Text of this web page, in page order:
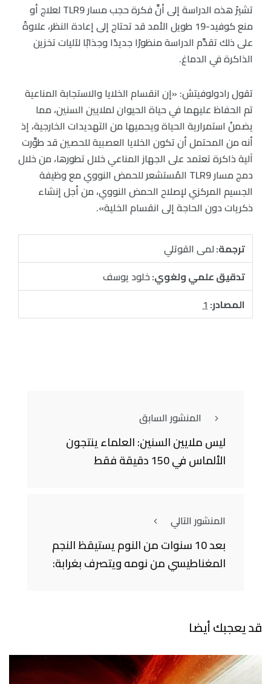
تشيرُ هذه الدراسة إلى أنَّ فكرة حجب مسار TLR9 لعلاج أو
منع كوفيد-19 طويل الأمد قد تحتاج إلى إعادة النظر، علاوةً
على ذلك تقدِّم الدراسة منظورًا جديدًا وجذابًا لآليات تخزين
الذاكرة في الدماغ.
تقول رادولوفيتش: «إن انقسام الخلايا والاستجابة المناعية
تم الحفاظ عليهما في حياة الحيوان لملايين السنين، مما
يضمنُ استمرارية الحياة ويحميها من التهديدات الخارجية، إذ
أنه من المحتمل أن تكون الخلايا العصبية للحصين قد طوَّرت
آلية ذاكرة تعتمد على الجهاز المناعي خلال تطورها، من خلال
دمج مسار TLR9 المُستشعر للحمض النووي مع وظيفة
الجسيم المركزي لإصلاح الحمض النووي، من أجل إنشاء
ذكريات دون الحاجة إلى انقسام الخلية».
ترجمة:لمى القوتلي
تدقيق علمي ولغوي:خلود يوسف
المصادر:1
المنشور السابق
ليس ملايين السنين: العلماء ينتجون
الألماس في 150 دقيقة فقط
المنشور التالي
بعد 10 سنوات من النوم يستيقظ النجم
المغناطيسي من نومه ويتصرف بغرابة:
قد يعجبك أيضا